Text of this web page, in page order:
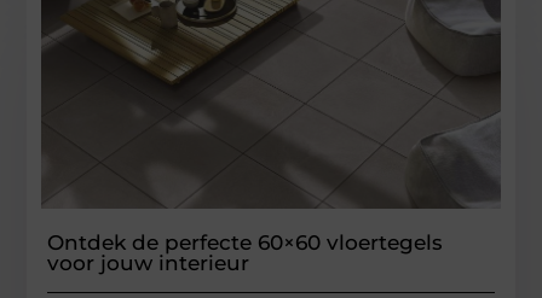
Ontdek de perfecte 60×60 vloertegels
voor jouw interieur